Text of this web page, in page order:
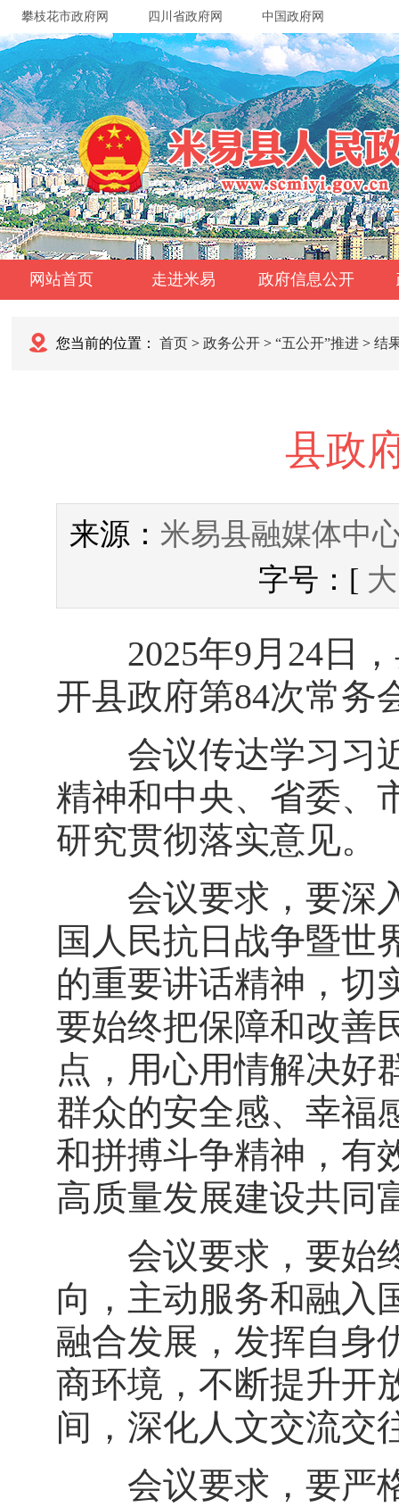
攀枝花市政府网 四川省政府网 中国政府网
网站首页 走进米易 政府信息公开
您当前的位置： 首页 > 政务公开 > “五公开”推进 > 结
县政
来源： 米易县融媒体中
字号：[ 大
2025年9月24日，
开县政府第84次常务
会议传达学习习近
精神和中央、省委、
研究贯彻落实意见。
会议要求，要深入
国人民抗日战争暨世
的重要讲话精神，切
要始终把保障和改善
点，用心用情解决好
群众的安全感、幸福
和拼搏斗争精神，有
高质量发展建设共同
会议要求，要始终
向，主动服务和融入
融合发展，发挥自身
商环境，不断提升开
间，深化人文交流交
会议要求，要严格